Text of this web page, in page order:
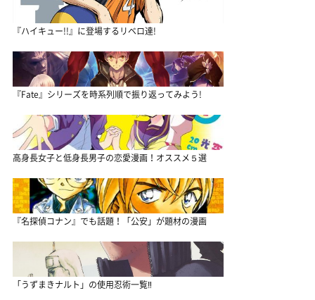
『ハイキュー!!』に登場するリベロ達!
『Fate』シリーズを時系列順で振り返ってみよう!
高身長女子と低身長男子の恋愛漫画！オススメ５選
『名探偵コナン』でも話題！「公安」が題材の漫画
「うずまきナルト」の使用忍術一覧‼